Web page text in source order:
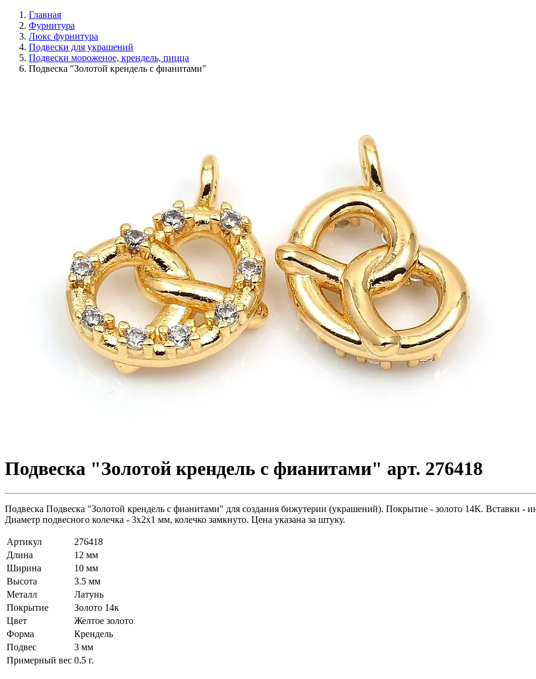
Главная
Фурнитура
Люкс фурнитура
Подвески для украшений
Подвески мороженое, крендель, пицца
Подвеска "Золотой крендель с фианитами"
Подвеска "Золотой крендель с фианитами" арт. 276418
Подвеска Подвеска "Золотой крендель с фианитами" для создания бижутерии (украшений). Покрытие - золото 14К. Вставки -
Диаметр подвесного колечка - 3х2х1 мм, колечко замкнуто. Цена указана за штуку.
Артикул
276418
Длина
12 мм
Ширина
10 мм
Высота
3.5 мм
Металл
Латунь
Покрытие
Золото 14к
Цвет
Желтое золото
Форма
Крендель
Подвес
3 мм
Примерный вес 0.5 г.